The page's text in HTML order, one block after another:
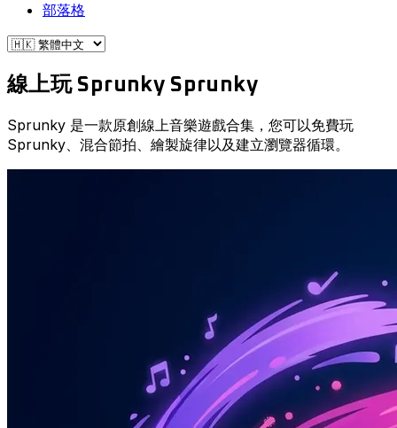
部落格
線上玩 Sprunky Sprunky
Sprunky 是一款原創線上音樂遊戲合集，您可以免費玩
Sprunky、混合節拍、繪製旋律以及建立瀏覽器循環。